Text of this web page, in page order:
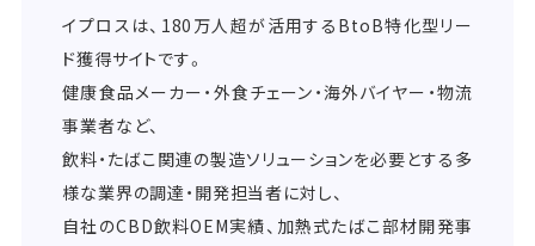
イプロスは、180万人超が活用するBtoB特化型リー
ド獲得サイトです。
健康食品メーカー・外食チェーン・海外バイヤー・物流
事業者など、
飲料・たばこ関連の製造ソリューションを必要とする多
様な業界の調達・開発担当者に対し、
自社のCBD飲料OEM実績、加熱式たばこ部材開発事